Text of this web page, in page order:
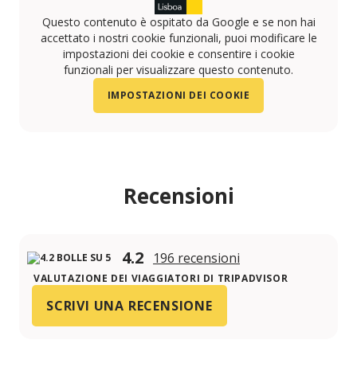
Questo contenuto è ospitato da Google e se non hai
accettato i nostri cookie funzionali, puoi modificare le
impostazioni dei cookie e consentire i cookie
funzionali per visualizzare questo contenuto.
IMPOSTAZIONI DEI COOKIE
Recensioni
4.2 196 recensioni
VALUTAZIONE DEI VIAGGIATORI DI TRIPADVISOR
SCRIVI UNA RECENSIONE